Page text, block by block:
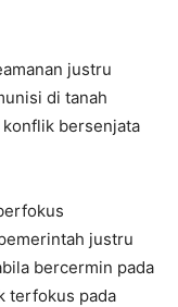
justru
di tanah
konflik bersenjata
justru
bercermin pada
terfokus pada